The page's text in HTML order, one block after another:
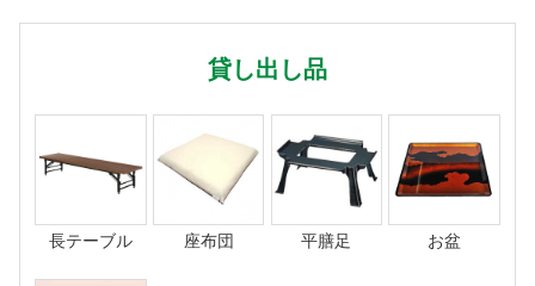
貸し出し品
長テーブル 座布団 平膳足 お盆